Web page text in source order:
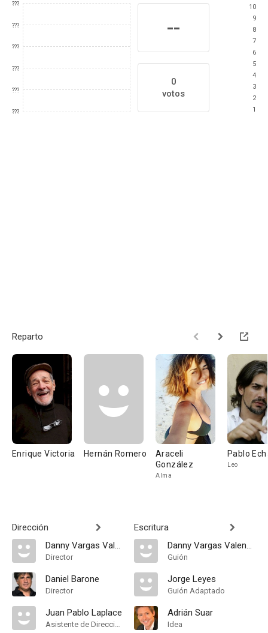
???
???
???
???
???
???
--
0
votos
10
9
8
7
6
5
4
3
2
1
Reparto
Enrique Victoria Hernán Romero
Araceli
González
Alma
Pablo
Leo
Dirección
Danny Vargas Valenzuela
Director
Daniel Barone
Director
Juan Pablo Laplace
Asistente de Dirección
Escritura
Danny Vargas Valenzuela
Guión
Jorge Leyes
Guión Adaptado
Adrián Suar
Idea